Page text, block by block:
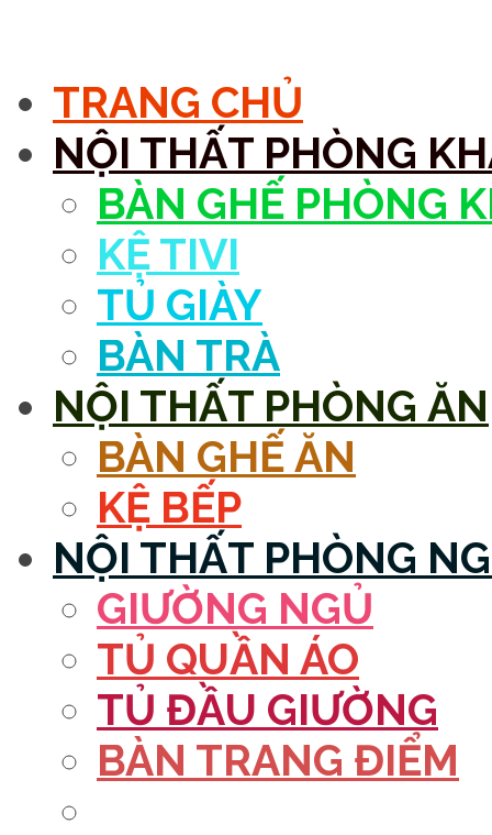
TRANG CHỦ
NỘI THẤT PHÒNG
BÀN GHẾ PHÒNG
KỆ TIVI
TỦ GIÀY
BÀN TRÀ
NỘI THẤT PHÒNG ĂN
BÀN GHẾ ĂN
KỆ BẾP
NỘI THẤT PHÒNG
GIƯỜNG NGỦ
TỦ QUẦN ÁO
TỦ ĐẦU GIƯỜNG
BÀN TRANG ĐIỂM